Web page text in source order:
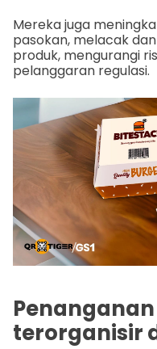
Mereka juga
pasokan, melacak
produk, mengurangi
pelanggaran regulasi.
terorganisir